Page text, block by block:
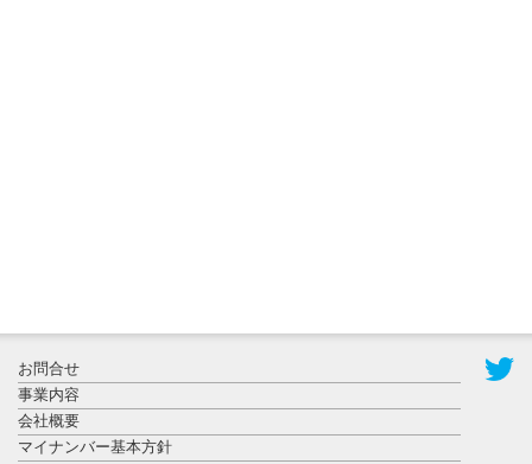
秋田大に設
置されたフ
ォトスポッ
お問合せ
事業内容
会社概要
マイナンバー基本方針